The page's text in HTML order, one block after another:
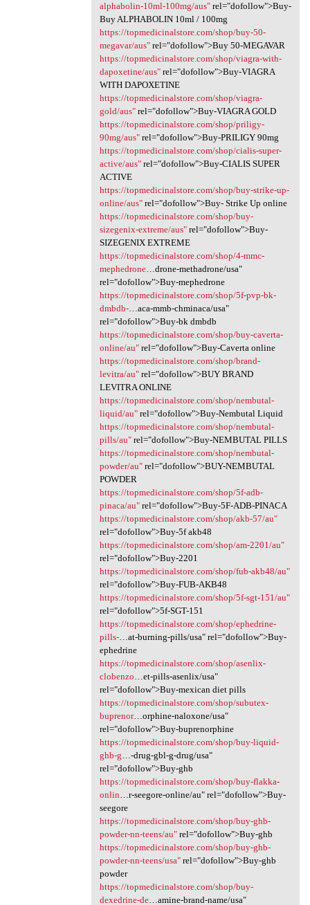
alphabolin-10ml-100mg/aus"rel="dofollow">Buy-
Buy ALPHABOLIN 10ml / 100mg
https://topmedicinalstore.com/shop/buy-50-
megavar/aus"rel="dofollow">Buy 50-MEGAVAR
https://topmedicinalstore.com/shop/viagra-with-
dapoxetine/aus"rel="dofollow">Buy-VIAGRA
WITH DAPOXETINE
https://topmedicinalstore.com/shop/viagra-
gold/aus"rel="dofollow">Buy-VIAGRA GOLD
https://topmedicinalstore.com/shop/priligy-
90mg/aus"rel="dofollow">Buy-PRILIGY 90mg
https://topmedicinalstore.com/shop/cialis-super-
active/aus"rel="dofollow">Buy-CIALIS SUPER
ACTIVE
https://topmedicinalstore.com/shop/buy-strike-up-
online/aus"rel="dofollow">Buy- Strike Up online
https://topmedicinalstore.com/shop/buy-
sizegenix-extreme/aus"rel="dofollow">Buy-
SIZEGENIX EXTREME
https://topmedicinalstore.com/shop/4-mmc-
mephedrone…drone-methadrone/usa"
rel="dofollow">Buy-mephedrone
https://topmedicinalstore.com/shop/5f-pvp-bk-
dmbdb-…aca-mmb-chminaca/usa"
rel="dofollow">Buy-bk dmbdb
https://topmedicinalstore.com/shop/buy-caverta-
online/au"rel="dofollow">Buy-Caverta online
https://topmedicinalstore.com/shop/brand-
levitra/au"rel="dofollow">BUY BRAND
LEVITRA ONLINE
https://topmedicinalstore.com/shop/nembutal-
liquid/au"rel="dofollow">Buy-Nembutal Liquid
https://topmedicinalstore.com/shop/nembutal-
pills/au"rel="dofollow">Buy-NEMBUTAL PILLS
https://topmedicinalstore.com/shop/nembutal-
powder/au"rel="dofollow">BUY-NEMBUTAL
POWDER
https://topmedicinalstore.com/shop/5f-adb-
pinaca/au"rel="dofollow">Buy-5F-ADB-PINACA
https://topmedicinalstore.com/shop/akb-57/au"
rel="dofollow">Buy-5f akb48
https://topmedicinalstore.com/shop/am-2201/au"
rel="dofollow">Buy-2201
https://topmedicinalstore.com/shop/fub-akb48/au"
rel="dofollow">Buy-FUB-AKB48
https://topmedicinalstore.com/shop/5f-sgt-151/au"
rel="dofollow">5f-SGT-151
https://topmedicinalstore.com/shop/ephedrine-
pills-…at-burning-pills/usa" rel="dofollow">Buy-
ephedrine
https://topmedicinalstore.com/shop/asenlix-
clobenzo…et-pills-asenlix/usa"
rel="dofollow">Buy-mexican diet pills
https://topmedicinalstore.com/shop/subutex-
buprenor…orphine-naloxone/usa"
rel="dofollow">Buy-buprenorphine
https://topmedicinalstore.com/shop/buy-liquid-
ghb-g…-drug-gbl-g-drug/usa"
rel="dofollow">Buy-ghb
https://topmedicinalstore.com/shop/buy-flakka-
onlin…r-seegore-online/au" rel="dofollow">Buy-
seegore
https://topmedicinalstore.com/shop/buy-ghb-
powder-nn-teens/au"rel="dofollow">Buy-ghb
https://topmedicinalstore.com/shop/buy-ghb-
powder-nn-teens/usa"rel="dofollow">Buy-ghb
powder
https://topmedicinalstore.com/shop/buy-
dexedrine-de…amine-brand-name/usa"